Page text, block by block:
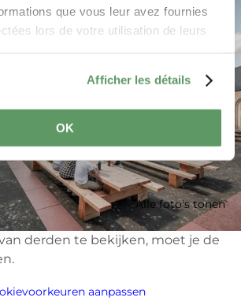
que vous leur avez fournies
lors de votre utilisation de leurs
Afficher les détails
OK
Alle foto's tonen
derden te bekijken, moet je de
aanpassen